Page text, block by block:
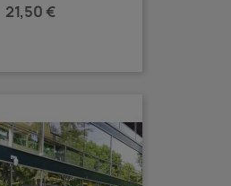
Prix
21,50 €